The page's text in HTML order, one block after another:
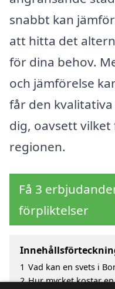
snabbt kan
att hitta det
för dina behov.
och jämförelse
får den
dig, oavsett
regionen.
Få 3
förpliktelser
1 Vad kan en svets i
2 Hur mycket kostar